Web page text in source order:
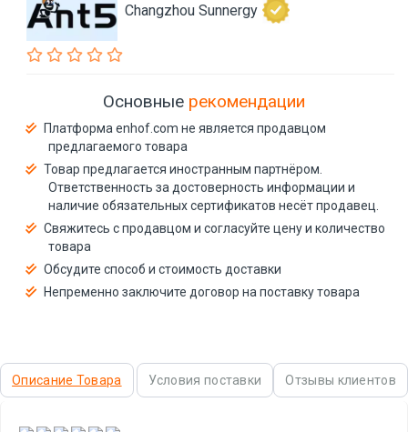
Changzhou Sunnergy
Основные рекомендации
Платформа enhof.com не является продавцом
предлагаемого товара
Товар предлагается иностранным партнёром.
Ответственность за достоверность информации и
наличие обязательных сертификатов несёт продавец.
Свяжитесь с продавцом и согласуйте цену и количество
товара
Обсудите способ и стоимость доставки
Непременно заключите договор на поставку товара
Описание Товара Условия поставки Отзывы клиентов